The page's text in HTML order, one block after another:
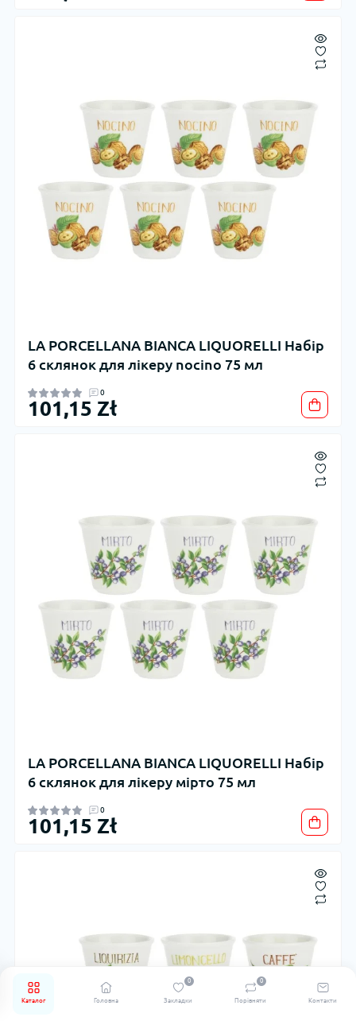
Каталог Головна Закладки
0
Порівняти
0
Контакти
LA PORCELLANA BIANCA LIQUORELLI Набір
6 склянок для лікеру nocino 75 мл
0
101,15 Zł
LA PORCELLANA BIANCA LIQUORELLI Набір
6 склянок для лікеру мірто 75 мл
0
101,15 Zł